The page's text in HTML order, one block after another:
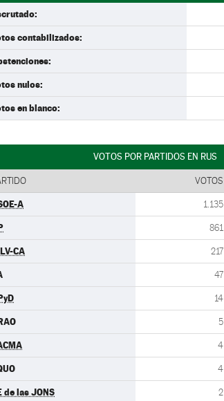
contabilizados:
nulos:
en blanco:
VOTOS POR PARTIDOS EN RUS
VOTOS
A 1.135
861
CA 217
47
14
5
4
4
de las JONS 2